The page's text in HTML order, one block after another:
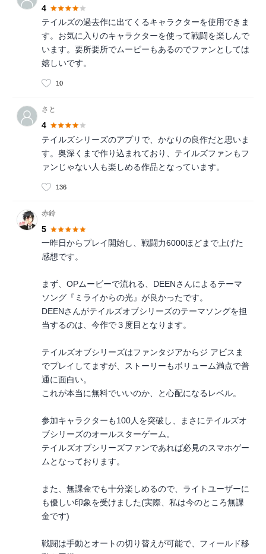
4
テイルズの過去作に出てくるキャラクターを使用できま
す。お気に入りのキャラクターを使って戦闘を楽しんで
います。要所要所でムービーもあるのでファンとしては
嬉しいです。
10
さと
4
テイルズシリーズのアプリで、かなりの良作だと思いま
す。奥深くまで作り込まれており、テイルズファンもフ
ァンじゃない人も楽しめる作品となっています。
136
赤鈴
5
一昨日からプレイ開始し、戦闘力6000ほどまで上げた
感想です。
まず、OPムービーで流れる、DEENさんによるテーマ
ソング『ミライからの光』が良かったです。
DEENさんがテイルズオブシリーズのテーマソングを担
当するのは、今作で３度目となります。
テイルズオブシリーズはファンタジアからジ アビスま
でプレイしてますが、ストーリーもボリューム満点で普
通に面白い。
これが本当に無料でいいのか、と心配になるレベル。
参加キャラクターも100人を突破し、まさにテイルズオ
ブシリーズのオールスターゲーム。
テイルズオブシリーズファンであれば必見のスマホゲー
ムとなっております。
また、無課金でも十分楽しめるので、ライトユーザーに
も優しい印象を受けました(実際、私は今のところ無課
金です)
戦闘は手動とオートの切り替えが可能で、フィールド移